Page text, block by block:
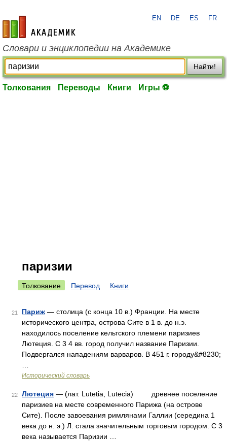
academic.ru
EN DE ES FR
Словари и энциклопедии на Академике
Найти!
Толкования Переводы Книги Игры ⚽
паризии
Толкование Перевод Книги
21 Париж — столица (с конца 10 в.) Франции. На месте
исторического центра, острова Сите в 1 в. до н.э.
находилось поселение кельтского племени паризиев
Лютеция. С 3 4 вв. город получил название Паризии.
Подвергался нападениям варваров. В 451 г. городу&#8230;
Исторический словарь
22 Лютеция — (лат. Lutetia, Lutecia) древнее поселение
паризиев на месте современного Парижа (на острове
Сите). После завоевания римлянами Галлии (середина 1
века до н. э.) Л. стала значительным торговым городом. С 3
века называется Паризии …